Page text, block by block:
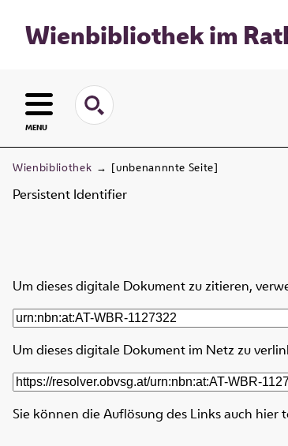
Wienbibliothek im
MENU
Wienbibliothek → [unbenannnte Seite]
Persistent Identifier
Um dieses digitale Dokument zu zitieren,
Um dieses digitale Dokument im Netz zu
Sie können die Auflösung des Links auch hier